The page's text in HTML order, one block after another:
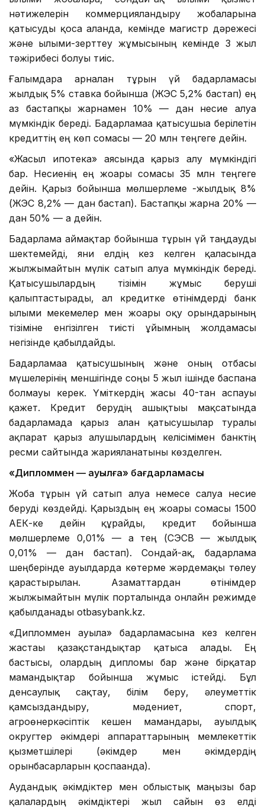
нәтижелерін коммерцияландыру жобаларына
қатысуды қоса алғанда, кемінде магистр дәрежесі
және ғылыми-зерттеу жұмысының кемінде 3 жыл
тәжірибесі болуы тиіс.
Ғалымдарға арналған тұрғын үй бағдарламасы
жылдық 5% ставка бойынша (ЖЭС 5,2% бастап) ең
аз бастапқы жарнамен 10% — дан несие алуға
мүмкіндік береді. Бағдарламаға қатысушыға берілетін
кредиттің ең көп сомасы — 20 млн теңгеге дейін.
«Жасыл ипотека» аясында қарыз алу мүмкіндігі
бар. Несиенің ең жоғары сомасы 35 млн теңгеге
дейін. Қарыз бойынша мөлшерлеме -жылдық 8%
(ЖЭС 8,2% — дан бастап). Бастапқы жарна 20% —
дан 50% — ға дейін.
Бағдарлама аймақтар бойынша тұрғын үй таңдауды
шектемейді, яғни елдің кез келген қаласында
жылжымайтын мүлік сатып алуға мүмкіндік береді.
Қатысушылардың тізімін жұмыс беруші
қалыптастырады, ал кредитке өтінімдерді банк
ғылыми мекемелер мен жоғары оқу орындарының
тізіміне енгізілген тиісті ұйымның жолдамасы
негізінде қабылдайды.
Бағдарламаға қатысушының және оның отбасы
мүшелерінің меншігінде соңғы 5 жыл ішінде баспана
болмауы керек. Үміткердің жасы 40-тан аспауы
қажет. Кредит берудің ашықтығы мақсатында
бағдарламада қарыз алған қатысушылар туралы
ақпарат қарыз алушылардың келісімімен банктің
ресми сайтында жарияланатыны көзделген.
«Дипломмен — ауылға» бағдарламасы
Жоба тұрғын үй сатып алуға немесе салуға несие
беруді көздейді. Қарыздың ең жоғары сомасы 1500
АЕК-ке дейін құрайды, кредит бойынша
мөлшерлеме 0,01% — ға тең (СЭСВ — жылдық
0,01% — дан бастап). Сондай-ақ, бағдарлама
шеңберінде ауылдарда көтерме жәрдемақы төлеу
қарастырылған. Азаматтардан өтінімдер
жылжымайтын мүлік порталында онлайн режимде
қабылданады otbasybank.kz.
«Дипломмен ауылға» бағдарламасына кез келген
жастағы қазақстандықтар қатыса алады. Ең
бастысы, олардың дипломы бар және бірқатар
мамандықтар бойынша жұмыс істейді. Бұл
денсаулық сақтау, білім беру, әлеуметтік
қамсыздандыру, мәдениет, спорт,
агроөнеркәсіптік кешен мамандары, ауылдық
округтер әкімдері аппараттарының мемлекеттік
қызметшілері (әкімдер мен әкімдердің
орынбасарларын қоспағанда).
Аудандық әкімдіктер мен облыстық маңызы бар
қалалардың әкімдіктері жыл сайын өз елді